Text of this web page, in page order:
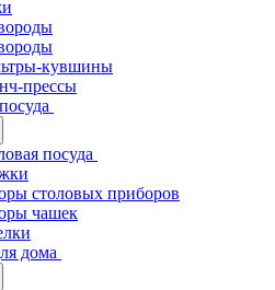
кувшины
прессы
посуда
столовых приборов
чашек
дома